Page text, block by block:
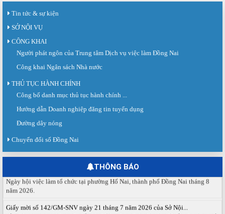
Tin tức & sự kiện
SỞ NỘI VỤ
CÔNG KHAI
Người phát ngôn của Trung tâm Dịch vụ việc làm Đồng Nai
Công khai Ngân sách Nhà nước
THỦ TỤC HÀNH CHÍNH
Công bố danh mục thủ tục hành chính ...
Hướng dẫn Doanh nghiệp đăng tin tuyển dụng
Đường dây nóng
Chuyển đổi số Đồng Nai
THÔNG BÁO
Sàn giao dịch việc làm lần thứ 08 năm 2026: Hơn 4.300 cơ hội...
Sáng ngày 03/8/2026, Trung tâm Dịch vụ việc làm Đồng Nai tổ chức Sàn giao
dịch việc làm lần thứ 08...
Báo cáo kết quả tổ chức Sàn giao dịch việc làm lần thứ 08/2026 ngày 03
Ngày hội việc làm phường Hố Nai tháng 8 năm 2026
năm 2026.
Về việc tham dự Hội nghị triển khai Sàn giao dịch việc làm Quốc gia và ra mắt